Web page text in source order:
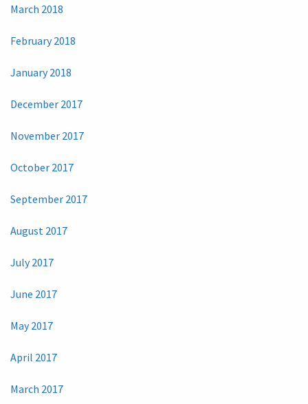
March 2018
February 2018
January 2018
December 2017
November 2017
October 2017
September 2017
August 2017
July 2017
June 2017
May 2017
April 2017
March 2017